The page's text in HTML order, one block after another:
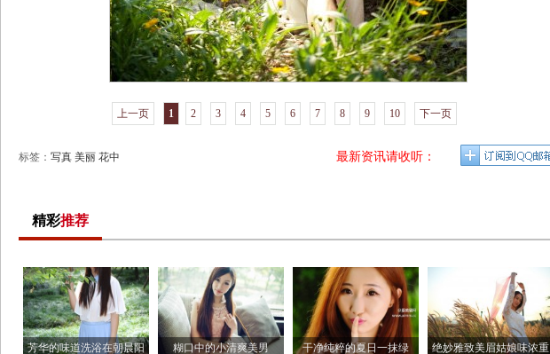
上一页 1 2 3 4 5 6 7 8 9 10 下一页
标签： 写真 美丽 花中 最新资讯请收听：
精彩推荐
芳华的味道洗浴在朝晨阳 糊口中的小清爽美男 干净纯粹的夏日一抹绿 绝妙雅致美眉姑娘味浓重